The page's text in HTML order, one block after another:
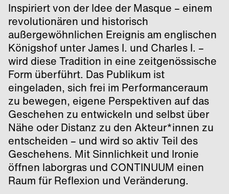
Inspiriert von der Idee der Masque – einem
revolutionären und historisch
außergewöhnlichen Ereignis am englischen
Königshof unter James I. und Charles I. –
wird diese Tradition in eine zeitgenössische
Form überführt. Das Publikum ist
eingeladen, sich frei im Performanceraum
zu bewegen, eigene Perspektiven auf das
Geschehen zu entwickeln und selbst über
Nähe oder Distanz zu den Akteur*innen zu
entscheiden – und wird so aktiv Teil des
Geschehens. Mit Sinnlichkeit und Ironie
öffnen laborgras und CONTINUUM einen
Raum für Reflexion und Veränderung.